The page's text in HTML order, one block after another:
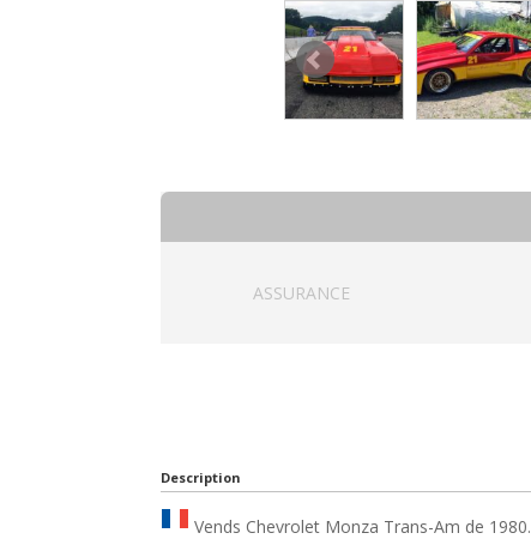
ASSURANCE
Description
Vends Chevrolet Monza Trans-Am de 1980.